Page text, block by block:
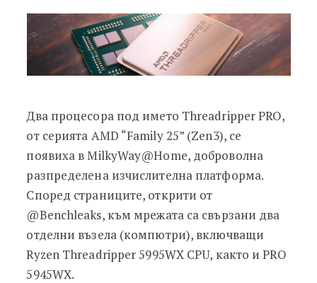
AMD Ryzen Threadripper PRO
Два процесора под името Threadripper PRO,
от серията AMD “Family 25” (Zen3), се
появиха в MilkyWay@Home, доброволна
разпределена изчислителна платформа.
Според страниците, открити от
@Benchleaks, към мрежата са свързани два
отделни възела (компютри), включващи
Ryzen Threadripper 5995WX CPU, както и PRO
5945WX.